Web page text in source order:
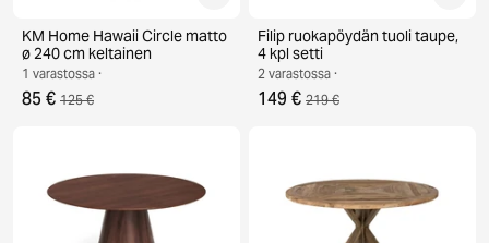
KM Home Hawaii Circle matto
ø 240 cm keltainen
1 varastossa ·
85 € 125 €
Filip ruokapöydän tuoli taupe,
4 kpl setti
2 varastossa ·
149 € 219 €